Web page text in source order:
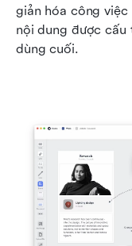
giản hóa công
nội dung được
dùng cuối.